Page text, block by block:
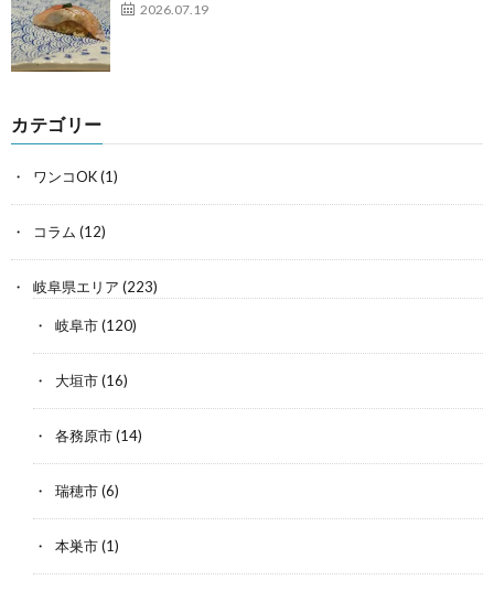
2026.07.19
カテゴリー
ワンコOK(1)
コラム (12)
岐阜県エリア (223)
岐阜市(120)
大垣市(16)
各務原市(14)
瑞穂市(6)
本巣市(1)